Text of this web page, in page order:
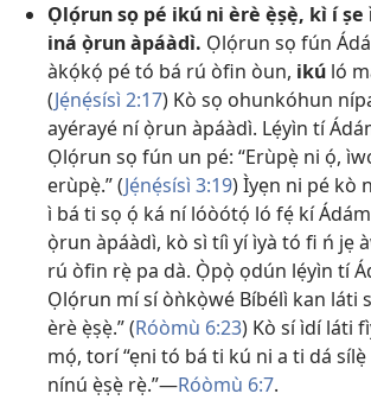
Ọlọ́run sọ pé ikú ni èrè ẹ̀ṣẹ̀, kì í
iná ọ̀run àpáàdì. Ọlọ́run sọ fún
àkọ́kọ́ pé tó bá rú òfin òun, ikú ló
(Jẹ́nẹ́sísì 2:17) Kò sọ ohunkóhun
ayérayé ní ọ̀run àpáàdì. Lẹ́yìn tí
Ọlọ́run sọ fún un pé: “Erùpẹ̀ ni ọ́,
erùpẹ̀.” (Jẹ́nẹ́sísì 3:19) Ìyẹn ni pé kò
ì bá ti sọ ọ́ ká ní lóòótọ́ ló fẹ́ kí
ọ̀run àpáàdì, kò sì tíì yí ìyà tó fi ń jẹ
rú òfin rẹ̀ pa dà. Ọ̀pọ̀ ọdún lẹ́yìn tí
Ọlọ́run mí sí òǹkọ̀wé Bíbélì kan láti
èrè ẹ̀ṣẹ̀.” (Róòmù 6:23) Kò sí ìdí láti
mọ́, torí “ẹni tó bá ti kú ni a ti dá
nínú ẹ̀ṣẹ̀ rẹ̀.”​—Róòmù 6:7.